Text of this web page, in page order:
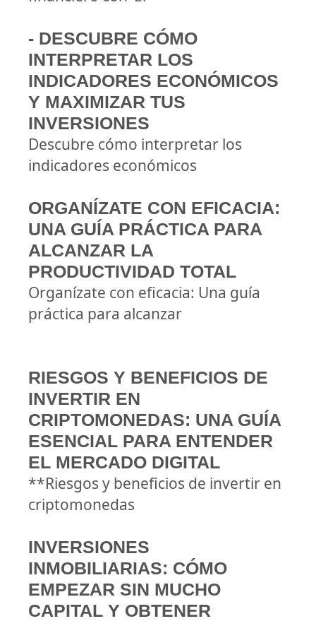
- DESCUBRE CÓMO
INTERPRETAR LOS
INDICADORES ECONÓMICOS
Y MAXIMIZAR TUS
INVERSIONES
Descubre cómo interpretar los
indicadores económicos
ORGANÍZATE CON EFICACIA:
UNA GUÍA PRÁCTICA PARA
ALCANZAR LA
PRODUCTIVIDAD TOTAL
Organízate con eficacia: Una guía
práctica para alcanzar
RIESGOS Y BENEFICIOS DE
INVERTIR EN
CRIPTOMONEDAS: UNA GUÍA
ESENCIAL PARA ENTENDER
EL MERCADO DIGITAL
**Riesgos y beneficios de invertir en
criptomonedas
INVERSIONES
INMOBILIARIAS: CÓMO
EMPEZAR SIN MUCHO
CAPITAL Y OBTENER